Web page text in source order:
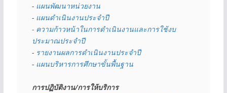
- แผนพัฒนาหน่วยงาน
- แผนดำเนินงานประจำปี
- ความก้าวหน้าในการดำเนินงานและการใช้งบ
ประมาณประจำปี
- รายงานผลการดำเนินงานประจำปี
- แผนบริหารการศึกษาขั้นพื้นฐาน
การปฏิบัติงาน/การให้บริการ